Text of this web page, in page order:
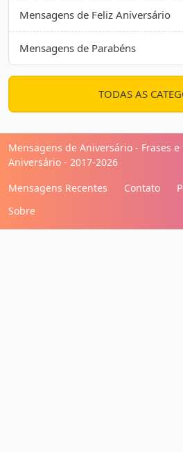
Mensagens de Feliz Aniversário
Mensagens de Parabéns
TODAS AS
Mensagens de Aniversário - Frases
Aniversário - 2017-2026
Mensagens Recentes
Contato
Sobre